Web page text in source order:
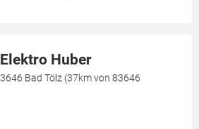
Huber
Bad Tölz (37km von 83646